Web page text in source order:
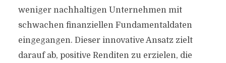
weniger nachhaltigen Unternehmen mit
schwachen finanziellen Fundamentaldaten
eingegangen. Dieser innovative Ansatz zielt
darauf ab, positive Renditen zu erzielen, die